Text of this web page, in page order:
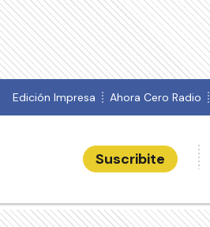
Edición Impresa Ahora Cero Radio
Suscribite